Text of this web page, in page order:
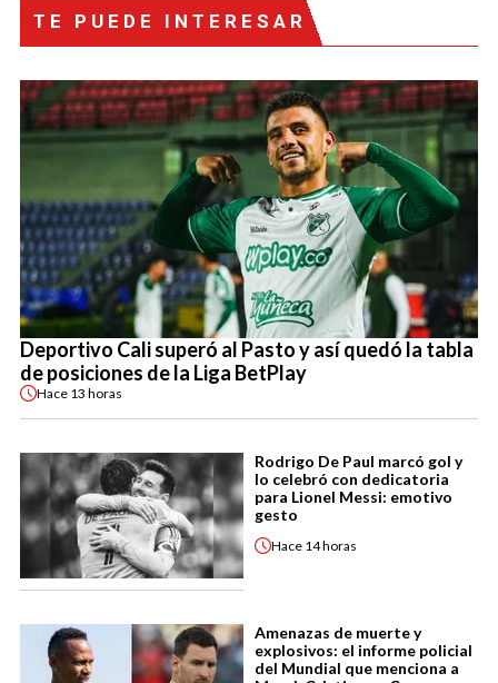
TE PUEDE INTERESAR
Deportivo Cali superó al Pasto y así quedó la tabla
de posiciones de la Liga BetPlay
Hace 13 horas
Rodrigo De Paul marcó gol y
lo celebró con dedicatoria
para Lionel Messi: emotivo
gesto
Hace 14 horas
Amenazas de muerte y
explosivos: el informe policial
del Mundial que menciona a